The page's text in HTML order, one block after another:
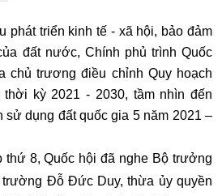
phát triển kinh tế - xã hội, bảo đảm
đất nước, Chính phủ trình Quốc
chủ trương điều chỉnh Quy hoạch
kỳ 2021 - 2030, tầm nhìn đến
sử dụng đất quốc gia 5 năm 2021 –
thứ 8, Quốc hội đã nghe Bộ trưởng
trường Đỗ Đức Duy, thừa ủy quyền